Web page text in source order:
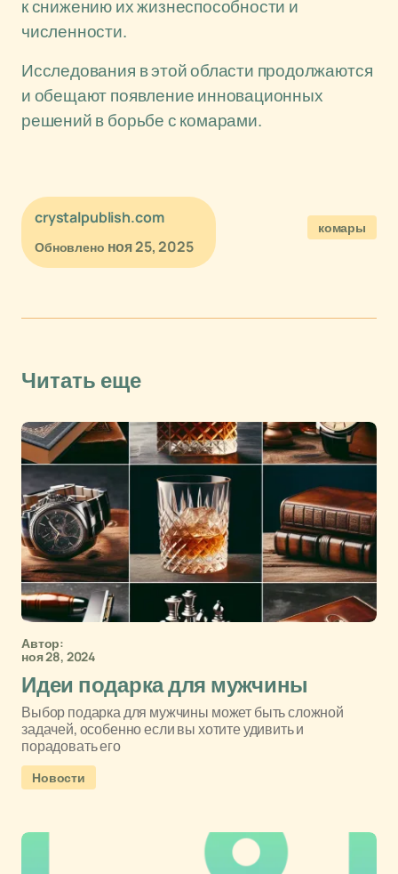
к снижению их жизнеспособности и
численности.
Исследования в этой области продолжаются
и обещают появление инновационных
решений в борьбе с комарами.
crystalpublish.com
Обновлено ноя 25, 2025
комары
Читать еще
Автор:
ноя 28, 2024
Идеи подарка для мужчины
Выбор подарка для мужчины может быть сложной
задачей, особенно если вы хотите удивить и
порадовать его
Новости